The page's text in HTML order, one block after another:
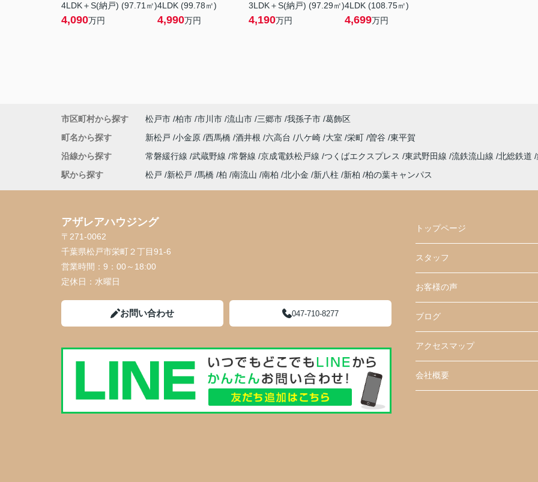
4LDK＋S(納戸) (97.71㎡)
4,090万円
4LDK (99.78㎡)
4,990万円
3LDK＋S(納戸) (97.29㎡)
4,190万円
4LDK (108.75㎡)
4,699万円
市区町村から探す 松戸市 柏市 市川市 流山市 三郷市 我孫子市 葛飾区
町名から探す
新松戸 小金原 西馬橋 酒井根 六高台 八ケ崎 大室 栄町 曽谷 東平賀
沿線から探す
常磐緩行線 武蔵野線 常磐線 京成電鉄松戸線 つくばエクスプレス 東武野田線 流鉄流山線 北総鉄道
駅から探す
松戸 新松戸 馬橋 柏 南流山 南柏 北小金 新八柱 新柏 柏の葉キャンパス
アザレアハウジング
〒271-0062
千葉県松戸市栄町２丁目91-6
営業時間： 9：00～18:00
定休日： 水曜日
お問い合わせ 047-710-8277
トップページ
スタッフ
お客様の声
ブログ
アクセスマップ
会社概要